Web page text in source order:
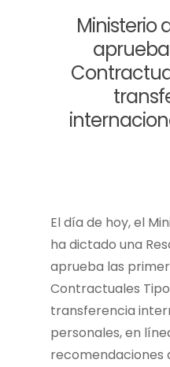
Ministerio
El día de hoy, el
ha dictado una
aprueba las
Contractuales
transferencia
personales, en
recomendaciones